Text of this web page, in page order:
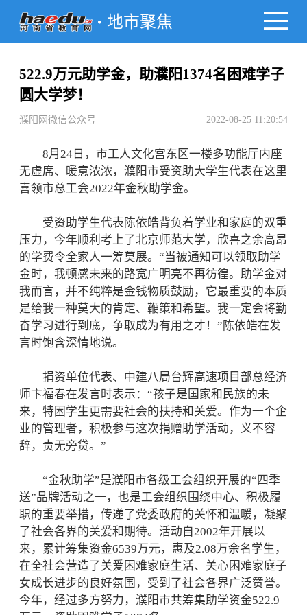
地市聚焦
522.9万元助学金，助濮阳1374名困难学子
圆大学梦！
濮阳网微信公众号 2022-08-25 11:20:54
8月24日，市工人文化宫东区一楼多功能厅内座
无虚席、暖意浓浓，濮阳市受资助大学生代表在这里
喜领市总工会2022年金秋助学金。
受资助学生代表陈依皓背负着学业和家庭的双重
压力，今年顺利考上了北京师范大学，欣喜之余高昂
的学费令全家人一筹莫展。“当被通知可以领取助学
金时，我顿感未来的路宽广明亮不再彷徨。助学金对
我而言，并不纯粹是金钱物质鼓励，它最重要的本质
是给我一种莫大的肯定、鞭策和希望。我一定会将勤
奋学习进行到底，争取成为有用之才！”陈依皓在发
言时饱含深情地说。
捐资单位代表、中建八局台辉高速项目部总经济
师卞福春在发言时表示：“孩子是国家和民族的未
来，特困学生更需要社会的扶持和关爱。作为一个企
业的管理者，积极参与这次捐赠助学活动，义不容
辞，责无旁贷。”
“金秋助学”是濮阳市各级工会组织开展的“四季
送”品牌活动之一，也是工会组织围绕中心、积极履
职的重要举措，传递了党委政府的关怀和温暖，凝聚
了社会各界的关爱和期待。活动自2002年开展以
来，累计筹集资金6539万元，惠及2.08万余名学生，
在全社会营造了关爱困难家庭生活、关心困难家庭子
女成长进步的良好氛围，受到了社会各界广泛赞誉。
今年，经过多方努力，濮阳市共筹集助学资金522.9